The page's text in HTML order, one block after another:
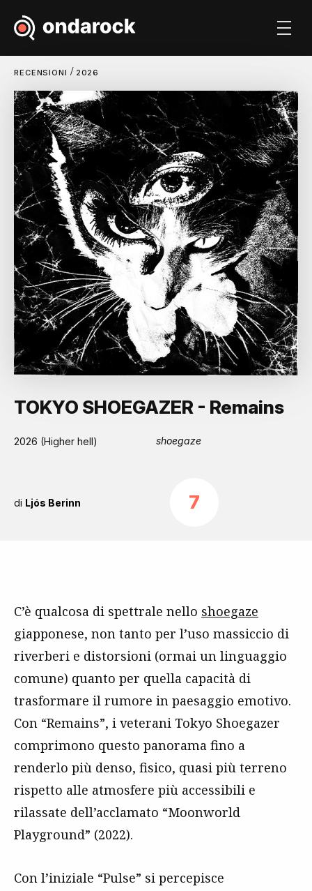
RECENSIONI / 2026
TOKYO SHOEGAZER - Remains
2026 (Higher hell) shoegaze
di Ljós Berinn 7
C’è qualcosa di spettrale nello shoegaze
giapponese, non tanto per l’uso massiccio di
riverberi e distorsioni (ormai un linguaggio
comune) quanto per quella capacità di
trasformare il rumore in paesaggio emotivo.
Con “Remains”, i veterani Tokyo Shoegazer
comprimono questo panorama fino a
renderlo più denso, fisico, quasi più terreno
rispetto alle atmosfere più accessibili e
rilassate dell’acclamato “Moonworld
Playground” (2022).
Con l’iniziale “Pulse” si percepisce